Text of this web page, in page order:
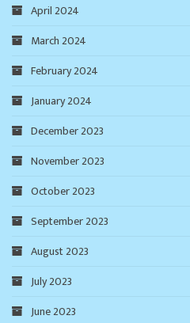
April 2024
March 2024
February 2024
January 2024
December 2023
November 2023
October 2023
September 2023
August 2023
July 2023
June 2023